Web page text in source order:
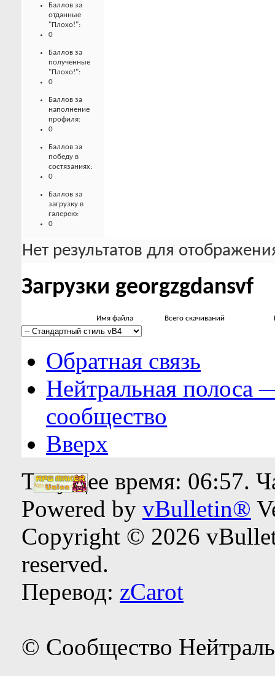
Баллов за
отданные
"Плохо!":
0
Баллов за
полученные
"Плохо!":
0
Баллов за
наполнение
профиля:
0
Баллов за
победу в
состязаниях:
0
Баллов за
загрузку в
галерею:
0
Нет результатов для
Загрузки georgzgdansvf
Имя файла Всего скачиваний
Обратная связь
Нейтральная полоса
сообщество
Вверх
Текущее время: 06:57.
Powered by vBulletin®
Copyright © 2026
reserved.
Перевод: zCarot
© Сообщество